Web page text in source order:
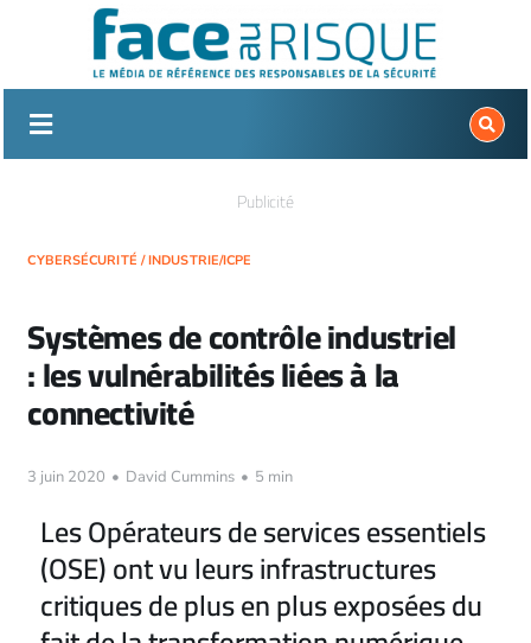
Publicité
CYBERSÉCURITÉ /INDUSTRIE/ICPE
Systèmes de contrôle industriel
: les vulnérabilités liées à la
connectivité
3 juin 2020 • David Cummins • 5 min
Les Opérateurs de services essentiels
(OSE) ont vu leurs infrastructures
critiques de plus en plus exposées du